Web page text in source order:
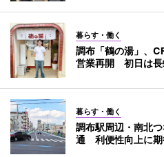
暮らす・働く
調布「鶴の湯」、
営業再開 初日は長
暮らす・働く
調布駅周辺・南北
通 利便性向上に期